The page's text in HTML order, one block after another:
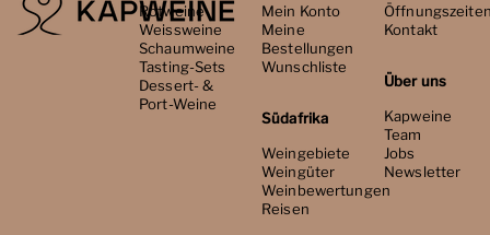
Rotweine
Weissweine
Schaumweine
Tasting-Sets
Dessert- &
Port-Weine
Mein Konto
Meine
Bestellungen
Wunschliste
Südafrika
Weingebiete
Weingüter
Weinbewertungen
Reisen
Kontakt
Über uns
Kapweine
Team
Jobs
Newsletter